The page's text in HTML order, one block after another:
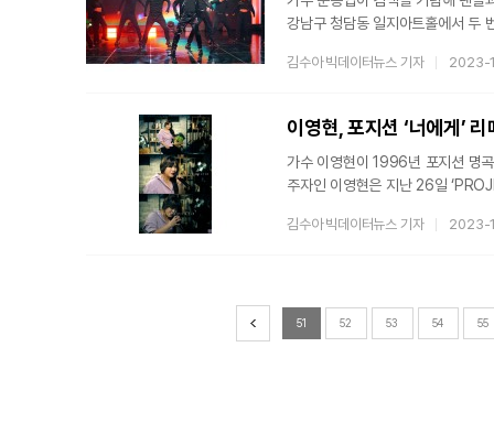
강남구 청담동 일지아트홀에서 두
(어스)’ 무대로 쇼케이스 포문을 열
이날 공연의 하이라이트를 완성했
김수아 빅데이터뉴스 기자 2023-
이영현, 포지션 ‘너에게’
가수 이영현이 1996년 포지션 명곡 ‘너에게
주자인 이영현은 지난 26일
영상이 조회수 상승을 보이며 리스너들을 사로잡는 중이다.
김수아 빅데이터뉴스 기자 2023-
51 52 53 54 55